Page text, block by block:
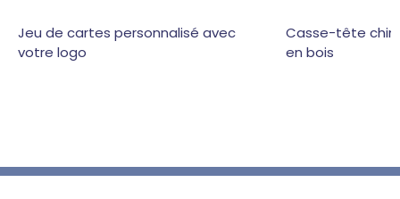
Jeu de cartes personnalisé avec
votre logo
Casse-tête
en bois